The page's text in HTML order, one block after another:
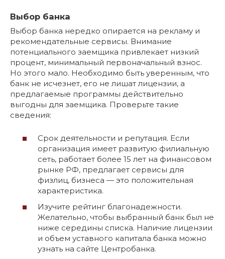
Выбор банка
Выбор банка нередко опирается на рекламу и
рекомендательные сервисы. Внимание
потенциального заемщика привлекает низкий
процент, минимальный первоначальный взнос.
Но этого мало. Необходимо быть уверенным, что
банк не исчезнет, его не лишат лицензии, а
предлагаемые программы действительно
выгодны для заемщика. Проверьте такие
сведения:
Срок деятельности и репутация. Если
организация имеет развитую филиальную
сеть, работает более 15 лет на финансовом
рынке РФ, предлагает сервисы для
физлиц, бизнеса — это положительная
характеристика.
Изучите рейтинг благонадежности.
Желательно, чтобы выбранный банк был не
ниже середины списка. Наличие лицензии
и объем уставного капитала банка можно
узнать на сайте Центробанка.